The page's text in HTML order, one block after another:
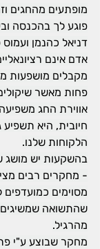
מופתעים מהחגים
פוגע לך בהכנסה
דניאל כהנמן
אדם אינם
מקבלים מושפעות
פחות מאשר
אווירת החג
חיובית, היא
הלקוחות שלנו.
בהשקעות יש מושג
- מחקרים רבים
מסוימים כמועדפים
שהתשואה שמשיגים
מהרגיל.
מחקר שבוצע ע"י